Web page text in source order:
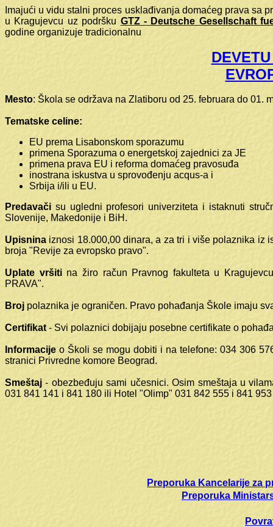
Imajući u vidu stalni proces usklađivanja domaćeg prava sa
u Kragujevcu uz podršku GTZ - Deutsche Gesellschaft
godine organizuje tradicionalnu
Mesto: Škola se održava na Zlatiboru od 25. februara do 01.
Tematske celine:
EU prema Lisabonskom sporazumu
primena Sporazuma o energetskoj zajednici za JE
primena prava EU i reforma domaćeg pravosuđa
inostrana iskustva u sprovođenju acqus-a i
Srbija i/ili u EU.
Predavači su ugledni profesori univerziteta i istaknuti
Slovenije, Makedonije i BiH.
Upisnina iznosi 18.000,00 dinara, a za tri i više polaznika iz
broja "Revije za evropsko pravo".
Uplate vršitina žiro račun Pravnog fakulteta u
PRAVA".
Broj polaznika je ograničen. Pravo pohađanja Škole imaju
Certifikat - Svi polaznici dobijaju posebne certifikate o
Informacije o Školi se mogu dobiti i na telefone: 034 306
stranici Privredne komore Beograd.
Smeštaj - obezbeđuju sami učesnici. Osim smeštaja u
031 841 141 i 841 180 ili Hotel "Olimp" 031 842 555 i 841 953
Preporuka Kancelarije za
Preporuka